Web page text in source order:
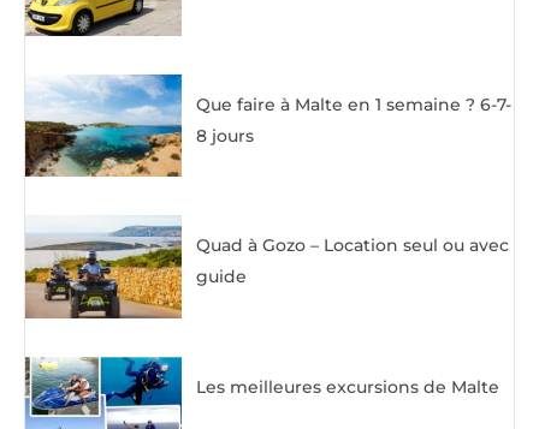
Que faire à Malte en 1 semaine ? 6-7-
8 jours
Quad à Gozo – Location seul ou avec
guide
Les meilleures excursions de Malte